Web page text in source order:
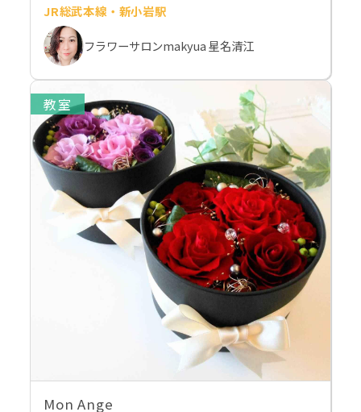
JR総武本線・新小岩駅
フラワーサロンmakyua 星名清江
教室
Mon Ange